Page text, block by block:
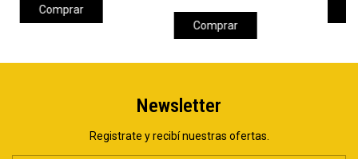
Comprar
Comprar
Newsletter
Registrate y recibí nuestras ofertas.